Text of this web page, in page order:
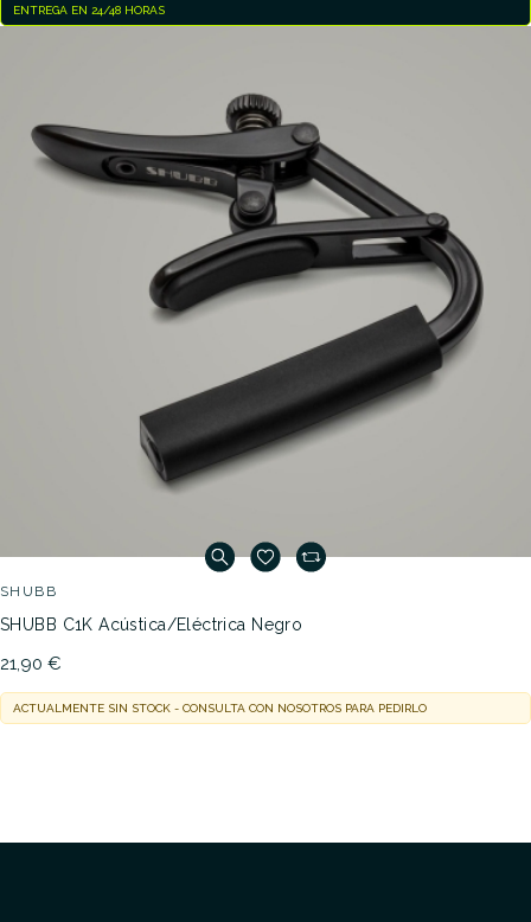
ENTREGA EN 24/48 HORAS
SHUBB
SHUBB C1K Acústica/Eléctrica Negro
21,90 €
ACTUALMENTE SIN STOCK - CONSULTA CON NOSOTROS PARA PEDIRLO